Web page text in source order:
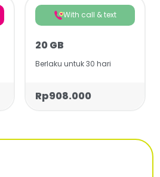
With call & text
20 GB
Berlaku untuk 30 hari
Rp908.000